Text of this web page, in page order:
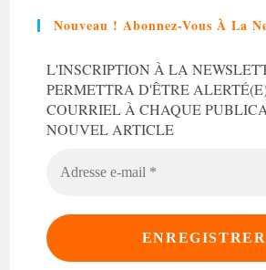
Nouveau ! Abonnez-Vous À La
L'INSCRIPTION À LA
PERMETTRA D'ÊTRE
COURRIEL À CHAQUE
NOUVEL ARTICLE